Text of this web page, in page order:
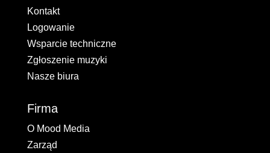
Kontakt
Logowanie
Wsparcie techniczne
Zgłoszenie muzyki
Nasze biura
Firma
O Mood Media
Zarząd